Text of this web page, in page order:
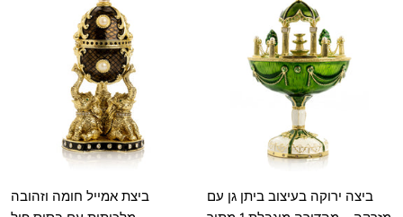
ביצה ירוקה בעיצוב ביתן גן עם
ביצת אמייל חומה וזהובה